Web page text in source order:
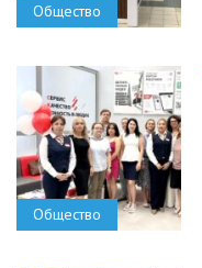
Общество
Общество